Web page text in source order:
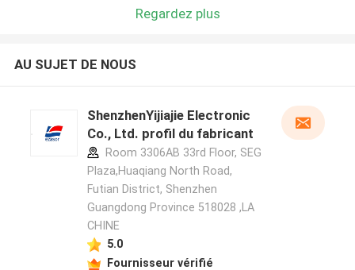
Regardez plus
AU SUJET DE NOUS
ShenzhenYijiajie Electronic
Co., Ltd. profil du fabricant
Room 3306AB 33rd Floor, SEG
Plaza,Huaqiang North Road,
Futian District, Shenzhen
Guangdong Province 518028 ,LA
CHINE
5.0
Fournisseur vérifié